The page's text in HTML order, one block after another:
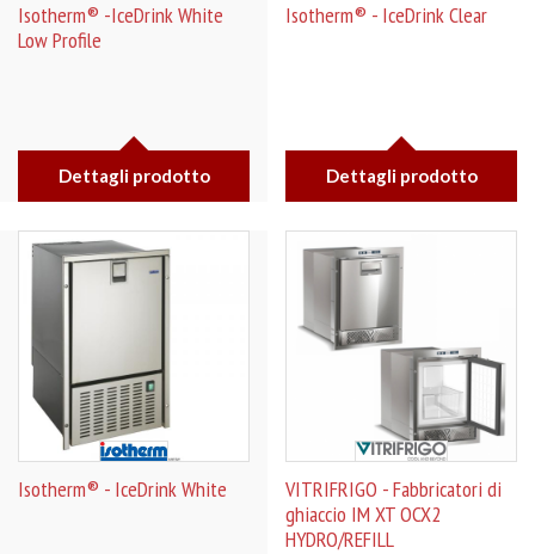
Isotherm® -IceDrink White
Low Profile
Dettagli prodotto
Isotherm® - IceDrink Clear
Dettagli prodotto
Isotherm® - IceDrink White
VITRIFRIGO - Fabbricatori di
ghiaccio IM XT OCX2
HYDRO/REFILL